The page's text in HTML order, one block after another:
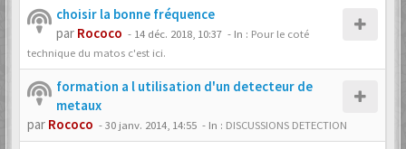
choisir la bonne fréquence
par Rococo - 14 déc. 2018, 10:37 - In : Pour le coté
technique du matos c'est ici.
formation a l utilisation d'un detecteur de
metaux
par Rococo -30 janv. 2014, 14:55 - In : DISCUSSIONS DETECTION